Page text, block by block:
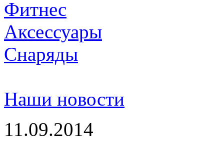
Фитнес
Аксессуары
Снаряды
Наши новости
11.09.2014